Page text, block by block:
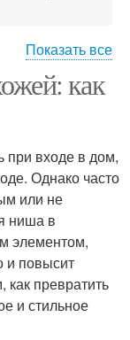
стили
Показать все
как
при входе в дом,
Однако часто
или не
ниша в
элементом,
и повысит
превратить
и стильное